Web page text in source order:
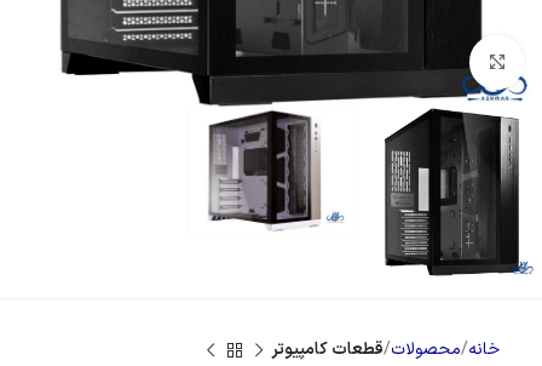
بزرگنمایی تصویر
خانه محصولات قطعات کامپیوتر